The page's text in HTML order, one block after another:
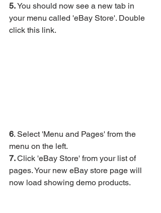
5. You should now see a new tab in
your menu called 'eBay Store'. Double
click this link.
6. Select 'Menu and Pages' from the
menu on the left.
7. Click 'eBay Store' from your list of
pages. Your new eBay store page will
now load showing demo products.